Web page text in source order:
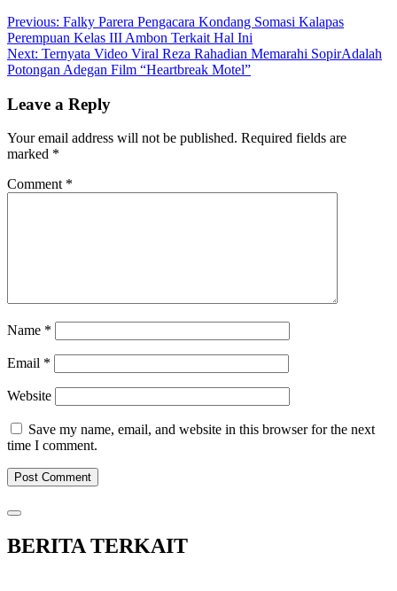
Post
navigation
Previous: Falky Parera Pengacara Kondang Somasi Kalapas
Perempuan Kelas III Ambon Terkait Hal Ini
Next: Ternyata Video Viral Reza Rahadian Memarahi SopirAdalah
Potongan Adegan Film “Heartbreak Motel”
Leave a Reply
Your email address will not be published. Required fields are
marked *
Comment *
Name *
Email *
Website
Save my name, email, and website in this browser for the next
time I comment.
BERITA TERKAIT